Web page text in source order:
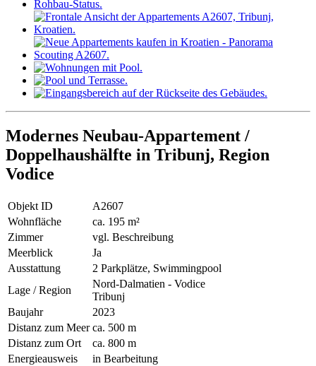
Modernes Neubau-Appartement /
Doppelhaushälfte in Tribunj, Region
Vodice
Objekt ID
A2607
Wohnfläche
ca. 195 m²
Zimmer
vgl. Beschreibung
Meerblick
Ja
Ausstattung
2 Parkplätze, Swimmingpool
Lage / Region
Nord-Dalmatien - Vodice
Tribunj
Baujahr
2023
Distanz zum Meer ca. 500 m
Distanz zum Ort
ca. 800 m
Energieausweis
in Bearbeitung